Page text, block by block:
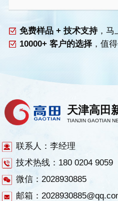
免费样品 + 技术支持，马
10000+ 客户的选择，值
天津高田
TIANJIN GAOTIAN
联系人：李经理
技术热线：180 0204 9059
微信：2028930885
邮箱：